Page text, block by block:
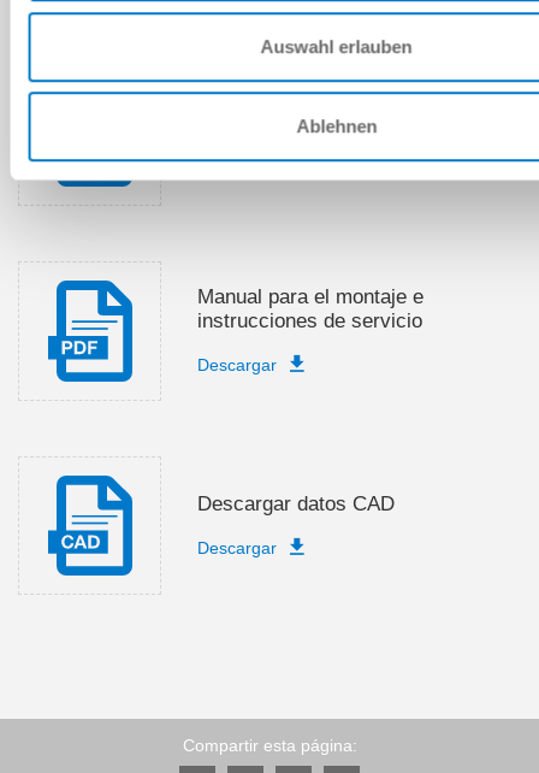
Auswahl erlauben
Ablehnen
Descargar
Manual para el montaje e
instrucciones de servicio
Descargar
Descargar datos CAD
Descargar
Compartir esta página: